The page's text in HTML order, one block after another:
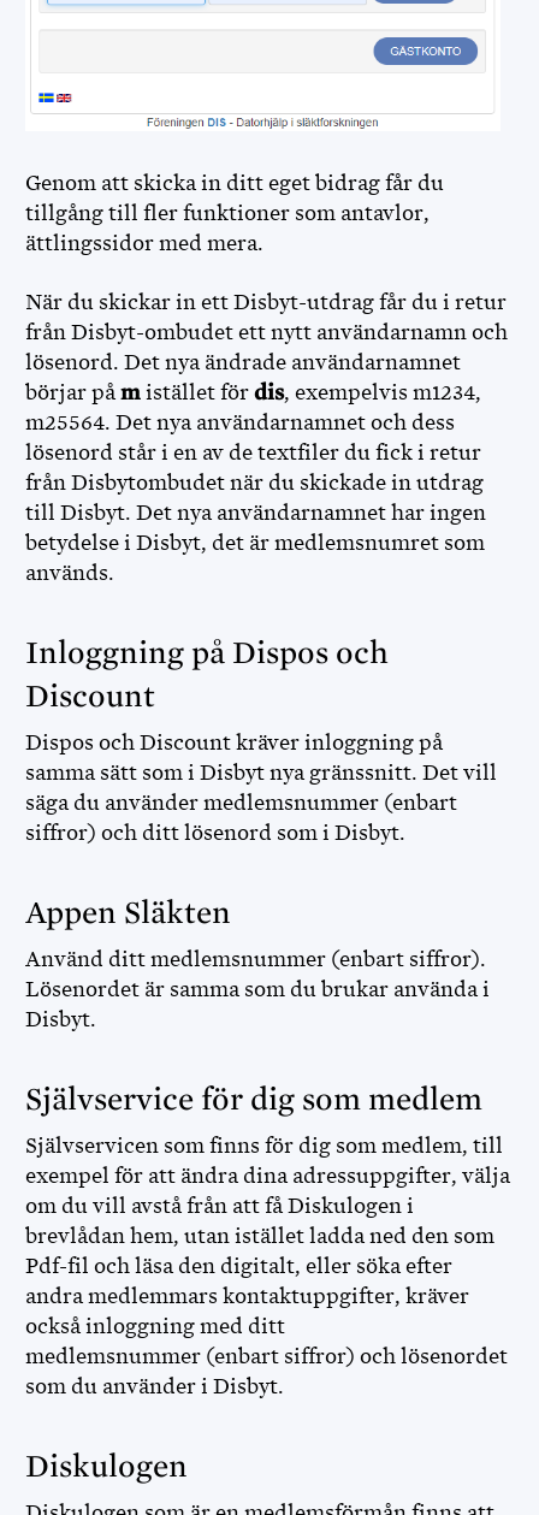
OPENRGD
DISCOUNT
MINA SIDOR
FÖR FUNKTIONÄRER
Genom att skicka in ditt eget bidrag får du
tillgång till fler funktioner som antavlor,
ättlingssidor med mera.
När du skickar in ett Disbyt-utdrag får du i retur
från Disbyt-ombudet ett nytt användarnamn och
lösenord. Det nya ändrade användarnamnet
börjar på m istället för dis, exempelvis m1234,
m25564. Det nya användarnamnet och dess
lösenord står i en av de textfiler du fick i retur
från Disbytombudet när du skickade in utdrag
till Disbyt. Det nya användarnamnet har ingen
betydelse i Disbyt, det är medlemsnumret som
används.
Inloggning på Dispos och
Discount
Dispos och Discount kräver inloggning på
samma sätt som i Disbyt nya gränssnitt. Det vill
säga du använder medlemsnummer (enbart
siffror) och ditt lösenord som i Disbyt.
Appen Släkten
Använd ditt medlemsnummer (enbart siffror).
Lösenordet är samma som du brukar använda i
Disbyt.
Självservice för dig som medlem
Självservicen som finns för dig som medlem, till
exempel för att ändra dina adressuppgifter, välja
om du vill avstå från att få Diskulogen i
brevlådan hem, utan istället ladda ned den som
Pdf-fil och läsa den digitalt, eller söka efter
andra medlemmars kontaktuppgifter, kräver
också inloggning med ditt
medlemsnummer (enbart siffror) och lösenordet
som du använder i Disbyt.
Diskulogen